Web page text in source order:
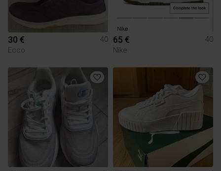
30 €
40
Ecco
65 €
40
Nike